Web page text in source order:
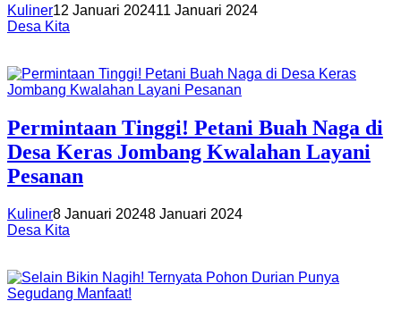
Kuliner12 Januari 202411 Januari 2024
Desa Kita
Permintaan Tinggi! Petani Buah Naga di
Desa Keras Jombang Kwalahan Layani
Pesanan
Kuliner8 Januari 20248 Januari 2024
Desa Kita